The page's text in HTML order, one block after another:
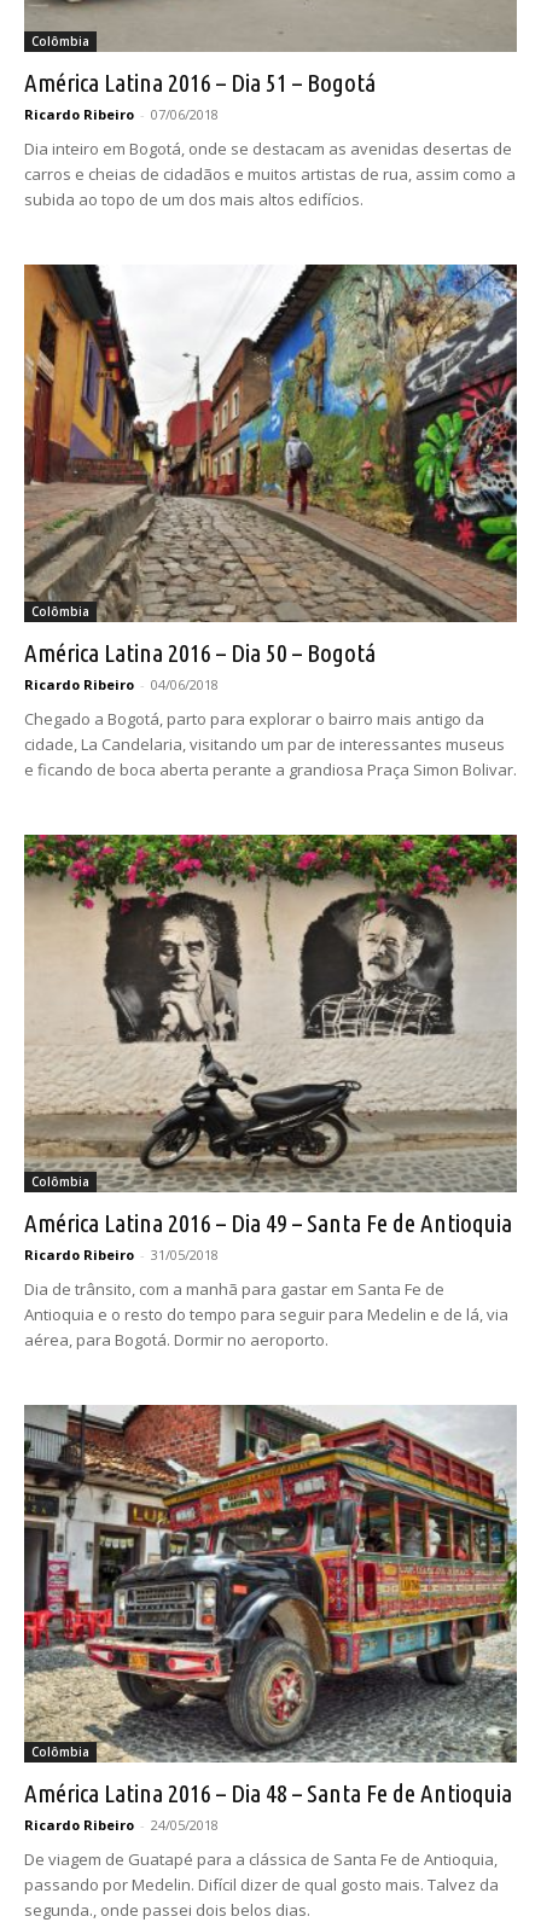
Colômbia
América Latina 2016 – Dia 51 – Bogotá
Ricardo Ribeiro - 07/06/2018
Dia inteiro em Bogotá, onde se destacam as avenidas desertas de
carros e cheias de cidadãos e muitos artistas de rua, assim como a
subida ao topo de um dos mais altos edifícios.
Colômbia
América Latina 2016 – Dia 50 – Bogotá
Ricardo Ribeiro - 04/06/2018
Chegado a Bogotá, parto para explorar o bairro mais antigo da
cidade, La Candelaria, visitando um par de interessantes museus
e ficando de boca aberta perante a grandiosa Praça Simon Bolivar.
Colômbia
América Latina 2016 – Dia 49 – Santa Fe de Antioquia
Ricardo Ribeiro - 31/05/2018
Dia de trânsito, com a manhã para gastar em Santa Fe de
Antioquia e o resto do tempo para seguir para Medelin e de lá, via
aérea, para Bogotá. Dormir no aeroporto.
Colômbia
América Latina 2016 – Dia 48 – Santa Fe de Antioquia
Ricardo Ribeiro - 24/05/2018
De viagem de Guatapé para a clássica de Santa Fe de Antioquia,
passando por Medelin. Difícil dizer de qual gosto mais. Talvez da
segunda., onde passei dois belos dias.